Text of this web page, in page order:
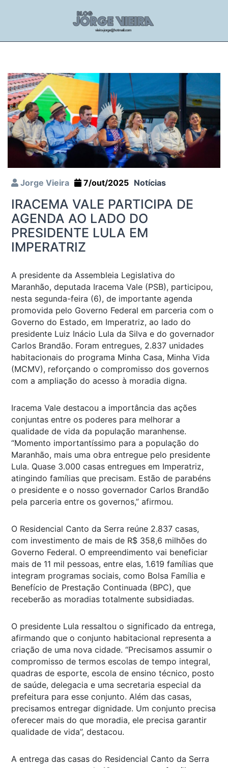
Jorge Vieira 7/out/2025 Notícias
IRACEMA VALE PARTICIPA DE
AGENDA AO LADO DO
PRESIDENTE LULA EM
IMPERATRIZ
A presidente da Assembleia Legislativa do
Maranhão, deputada Iracema Vale (PSB), participou,
nesta segunda-feira (6), de importante agenda
promovida pelo Governo Federal em parceria com o
Governo do Estado, em Imperatriz, ao lado do
presidente Luiz Inácio Lula da Silva e do governador
Carlos Brandão. Foram entregues, 2.837 unidades
habitacionais do programa Minha Casa, Minha Vida
(MCMV), reforçando o compromisso dos governos
com a ampliação do acesso à moradia digna.
Iracema Vale destacou a importância das ações
conjuntas entre os poderes para melhorar a
qualidade de vida da população maranhense.
“Momento importantíssimo para a população do
Maranhão, mais uma obra entregue pelo presidente
Lula. Quase 3.000 casas entregues em Imperatriz,
atingindo famílias que precisam. Estão de parabéns
o presidente e o nosso governador Carlos Brandão
pela parceria entre os governos,” afirmou.
O Residencial Canto da Serra reúne 2.837 casas,
com investimento de mais de R$ 358,6 milhões do
Governo Federal. O empreendimento vai beneficiar
mais de 11 mil pessoas, entre elas, 1.619 famílias que
integram programas sociais, como Bolsa Família e
Benefício de Prestação Continuada (BPC), que
receberão as moradias totalmente subsidiadas.
O presidente Lula ressaltou o significado da entrega,
afirmando que o conjunto habitacional representa a
criação de uma nova cidade. “Precisamos assumir o
compromisso de termos escolas de tempo integral,
quadras de esporte, escola de ensino técnico, posto
de saúde, delegacia e uma secretaria especial da
prefeitura para esse conjunto. Além das casas,
precisamos entregar dignidade. Um conjunto precisa
oferecer mais do que moradia, ele precisa garantir
qualidade de vida”, destacou.
A entrega das casas do Residencial Canto da Serra